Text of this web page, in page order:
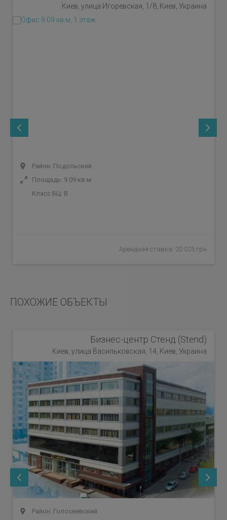
Киев, улица Игоревская, 1/8, Киев, Украина
Район: Подольский
Площадь: 9.09 кв.м
Класс БЦ: B
Арендная ставка: 20 025 грн
ПОХОЖИЕ ОБЪЕКТЫ
Бизнес-центр Стенд (Stend)
Киев, улица Васильковская, 14, Киев, Украина
Район: Голосеевский